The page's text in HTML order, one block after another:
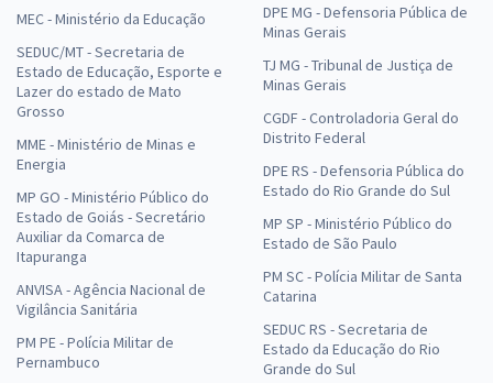
MEC - Ministério da Educação
SEDUC/MT - Secretaria de
Estado de Educação, Esporte e
Lazer do estado de Mato
Grosso
MME - Ministério de Minas e
Energia
MP GO - Ministério Público do
Estado de Goiás - Secretário
Auxiliar da Comarca de
Itapuranga
ANVISA - Agência Nacional de
Vigilância Sanitária
PM PE - Polícia Militar de
Pernambuco
DPE MG - Defensoria Pública de
Minas Gerais
TJ MG - Tribunal de Justiça de
Minas Gerais
CGDF - Controladoria Geral do
Distrito Federal
DPE RS - Defensoria Pública do
Estado do Rio Grande do Sul
MP SP - Ministério Público do
Estado de São Paulo
PM SC - Polícia Militar de Santa
Catarina
SEDUC RS - Secretaria de
Estado da Educação do Rio
Grande do Sul